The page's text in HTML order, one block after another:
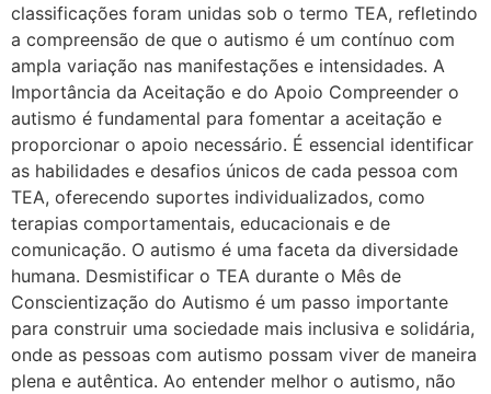
classificações foram unidas sob o termo TEA, refletindo
a compreensão de que o autismo é um contínuo com
ampla variação nas manifestações e intensidades. A
Importância da Aceitação e do Apoio Compreender o
autismo é fundamental para fomentar a aceitação e
proporcionar o apoio necessário. É essencial identificar
as habilidades e desafios únicos de cada pessoa com
TEA, oferecendo suportes individualizados, como
terapias comportamentais, educacionais e de
comunicação. O autismo é uma faceta da diversidade
humana. Desmistificar o TEA durante o Mês de
Conscientização do Autismo é um passo importante
para construir uma sociedade mais inclusiva e solidária,
onde as pessoas com autismo possam viver de maneira
plena e autêntica. Ao entender melhor o autismo, não